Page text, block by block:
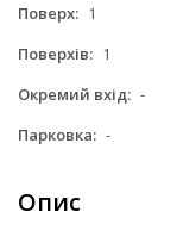
Поверх: 1
Поверхів: 1
Окремий вхід: -
Парковка: -
Опис